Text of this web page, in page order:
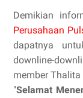
Demikian
Perusahaan
dapatnya
downline-
member
"Selamat